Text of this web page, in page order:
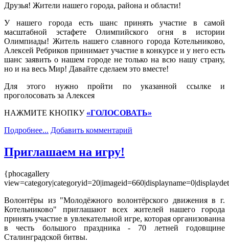
Друзья! Жители нашего города, района и области!
У нашего города есть шанс принять участие в самой
масштабной эстафете Олимпийского огня в истории
Олимпиады! Житель нашего славного города Котельниково,
Алексей Ребриков принимает участие в конкурсе и у него есть
шанс заявить о нашем городе не только на всю нашу страну,
но и на весь Мир! Давайте сделаем это вместе!
Для этого нужно пройти по указанной ссылке и
проголосовать за Алексея
НАЖМИТЕ КНОПКУ «ГОЛОСОВАТЬ»
Подробнее... Добавить комментарий
Приглашаем на игру!
{phocagallery
Волонтёры из "Молодёжного волонтёрского движения в г.
Котельниково" приглашают всех жителей нашего города
принять участие в увлекательной игре, которая организованна
в честь большого праздника - 70 летней годовщине
Сталинградской битвы.